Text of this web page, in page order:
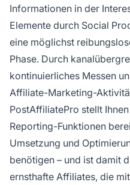
Informationen in der
Elemente durch Social
eine möglichst
Phase. Durch
kontinuierliches Messen
Affiliate-Marketing-
PostAffiliatePro stellt
Reporting-Funktionen
Umsetzung und
benötigen – und ist damit
ernsthafte Affiliates, die